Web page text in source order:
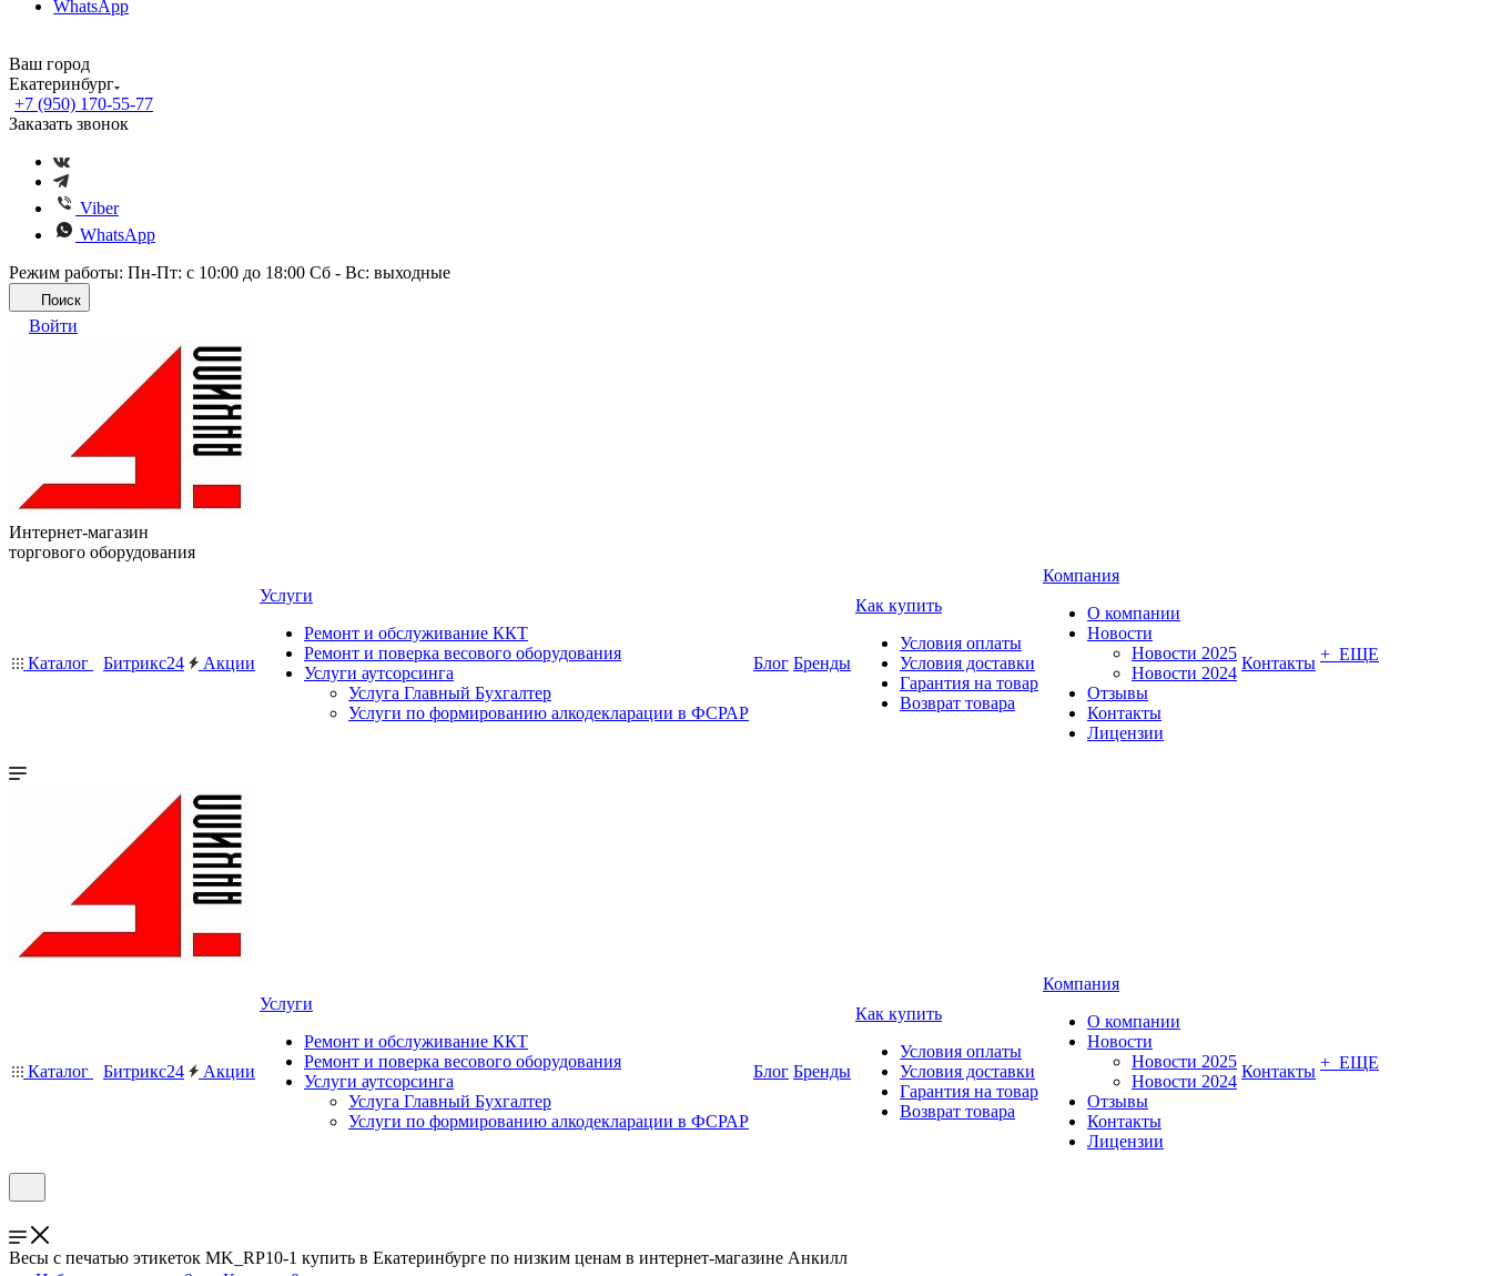
WhatsApp
Ваш город
Екатеринбург
+7 (950) 170-55-77
Заказать звонок
Viber
WhatsApp
Режим работы: Пн-Пт: с 10:00 до 18:00 Сб - Вс: выходные
Поиск
Войти
Интернет-магазин
торгового оборудования
Каталог Битрикс24 Акции
Услуги
Ремонт и обслуживание ККТ
Ремонт и поверка весового оборудования
Услуги аутсорсинга
Услуга Главный Бухгалтер
Услуги по формированию алкодекларации в ФСРАР
Блог Бренды
Как купить
Условия оплаты
Условия доставки
Гарантия на товар
Возврат товара
Компания
О компании
Новости
Новости 2025
Новости 2024
Отзывы
Контакты
Лицензии
Контакты + ЕЩЕ
Каталог Битрикс24 Акции
Услуги
Ремонт и обслуживание ККТ
Ремонт и поверка весового оборудования
Услуги аутсорсинга
Услуга Главный Бухгалтер
Услуги по формированию алкодекларации в ФСРАР
Блог Бренды
Как купить
Условия оплаты
Условия доставки
Гарантия на товар
Возврат товара
Компания
О компании
Новости
Новости 2025
Новости 2024
Отзывы
Контакты
Лицензии
Контакты + ЕЩЕ
Весы с печатью этикеток MK_RP10-1 купить в Екатеринбурге по низким ценам в интернет-магазине Анкилл